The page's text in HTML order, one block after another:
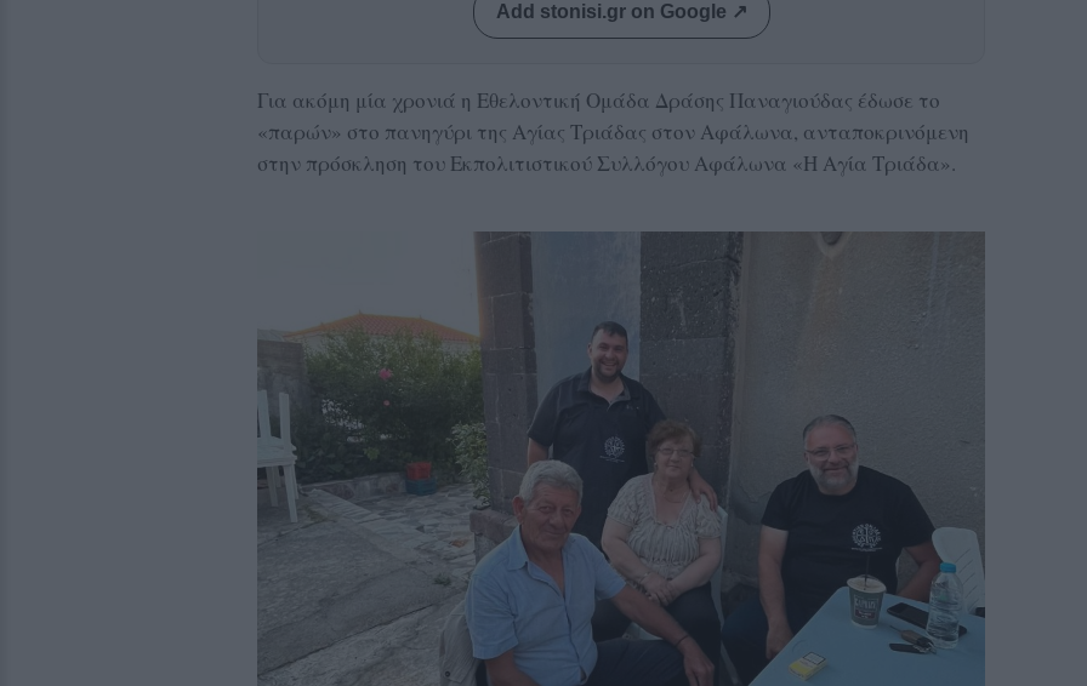
Add stonisi.gr on Google ↗
Για ακόμη μία χρονιά η Εθελοντική Ομάδα Δράσης Παναγιούδας έδωσε το
«παρών» στο πανηγύρι της Αγίας Τριάδας στον Αφάλωνα, ανταποκρινόμενη
στην πρόσκληση του Εκπολιτιστικού Συλλόγου Αφάλωνα «Η Αγία Τριάδα».